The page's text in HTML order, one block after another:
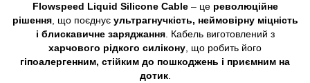
Flowspeed Liquid Silicone Cable– це революційне
рішення, що поєднує ультрагнучкість, неймовірну міцність
і блискавичне заряджання. Кабель виготовлений з
харчового рідкого силікону, що робить його
гіпоалергенним, стійким до пошкоджень і приємним на
дотик.